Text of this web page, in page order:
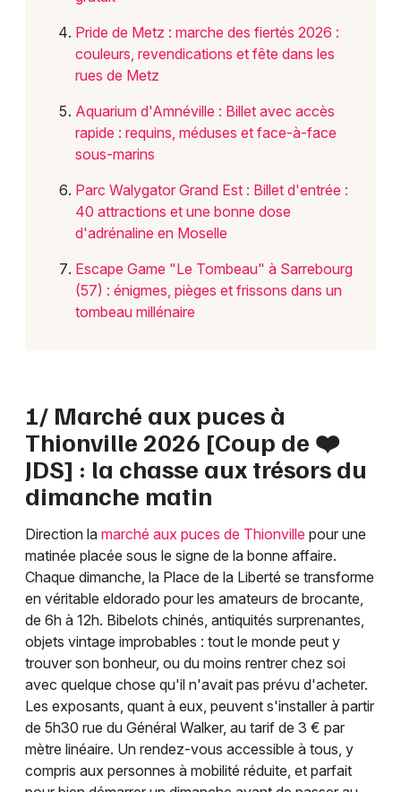
Je m'abonne
Pride de Metz : marche des fiertés 2026 :
couleurs, revendications et fête dans les
rues de Metz
Aquarium d'Amnéville : Billet avec accès
rapide : requins, méduses et face-à-face
sous-marins
Parc Walygator Grand Est : Billet d'entrée :
40 attractions et une bonne dose
d'adrénaline en Moselle
Escape Game "Le Tombeau" à Sarrebourg
(57) : énigmes, pièges et frissons dans un
tombeau millénaire
1/ Marché aux puces à
Thionville 2026 [Coup de ❤️
JDS] : la chasse aux trésors du
dimanche matin
Direction la marché aux puces de Thionville pour une
matinée placée sous le signe de la bonne affaire.
Chaque dimanche, la Place de la Liberté se transforme
en véritable eldorado pour les amateurs de brocante,
de 6h à 12h. Bibelots chinés, antiquités surprenantes,
objets vintage improbables : tout le monde peut y
trouver son bonheur, ou du moins rentrer chez soi
avec quelque chose qu'il n'avait pas prévu d'acheter.
Les exposants, quant à eux, peuvent s'installer à partir
de 5h30 rue du Général Walker, au tarif de 3 € par
mètre linéaire. Un rendez-vous accessible à tous, y
compris aux personnes à mobilité réduite, et parfait